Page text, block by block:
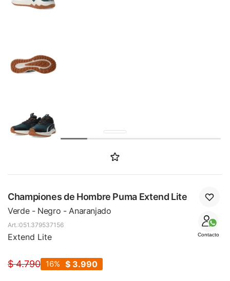
Championes de Hombre Puma Extend Lite
Verde - Negro - Anaranjado
Contacto
051.379537156
Extend Lite
$ 4.790 $ 3.990
16